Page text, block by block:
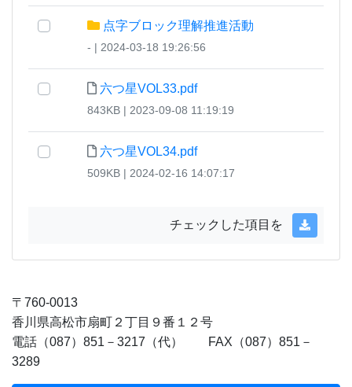
点字ブロック理解推進活動
- | 2024-03-18 19:26:56
六つ星VOL33.pdf
843KB | 2023-09-08 11:19:19
六つ星VOL34.pdf
509KB | 2024-02-16 14:07:17
チェックした項目を
〒760-0013
香川県高松市扇町２丁目９番１２号
電話（087）851－3217（代） FAX（087）851－
3289